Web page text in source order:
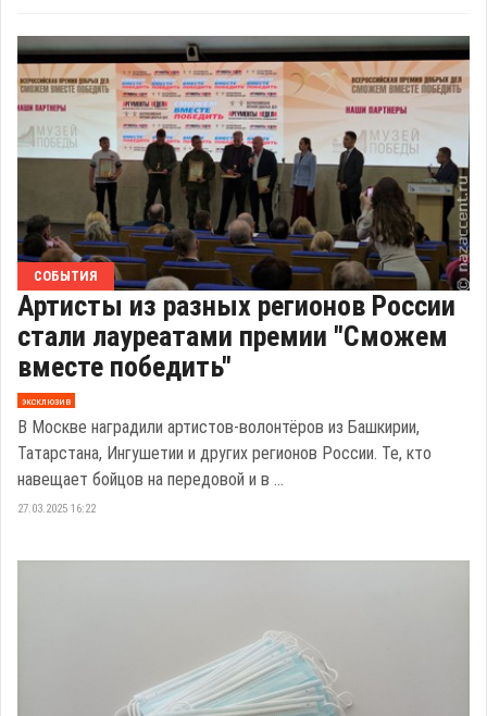
СОБЫТИЯ
Артисты из разных регионов России
стали лауреатами премии "Сможем
вместе победить"
эксклюзив
В Москве наградили артистов-волонтёров из Башкирии,
Татарстана, Ингушетии и других регионов России. Те, кто
навещает бойцов на передовой и в ...
27.03.2025 16:22